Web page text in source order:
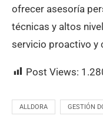
ofrecer asesoría
técnicas y altos
servicio proactivo y
Post Views:
ALLDORA GESTIÓN